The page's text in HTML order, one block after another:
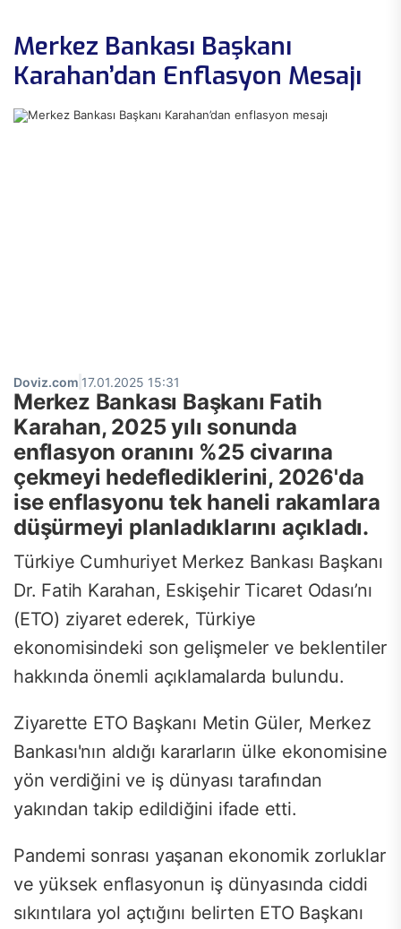
Merkez Bankası Başkanı
Karahan’dan Enflasyon Mesajı
Doviz.com 17.01.2025 15:31
Merkez Bankası Başkanı Fatih
Karahan, 2025 yılı sonunda
enflasyon oranını %25 civarına
çekmeyi hedeflediklerini, 2026'da
ise enflasyonu tek haneli rakamlara
düşürmeyi planladıklarını açıkladı.
Türkiye Cumhuriyet Merkez Bankası Başkanı
Dr. Fatih Karahan, Eskişehir Ticaret Odası’nı
(ETO) ziyaret ederek, Türkiye
ekonomisindeki son gelişmeler ve beklentiler
hakkında önemli açıklamalarda bulundu.
Ziyarette ETO Başkanı Metin Güler, Merkez
Bankası'nın aldığı kararların ülke ekonomisine
yön verdiğini ve iş dünyası tarafından
yakından takip edildiğini ifade etti.
Pandemi sonrası yaşanan ekonomik zorluklar
ve yüksek enflasyonun iş dünyasında ciddi
sıkıntılara yol açtığını belirten ETO Başkanı